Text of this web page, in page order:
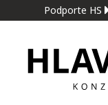
Podporte HS